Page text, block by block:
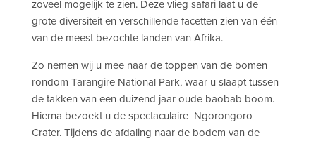
zoveel mogelijk te zien. Deze vlieg safari laat u de
grote diversiteit en verschillende facetten zien van één
van de meest bezochte landen van Afrika.
Zo nemen wij u mee naar de toppen van de bomen
rondom Tarangire National Park, waar u slaapt tussen
de takken van een duizend jaar oude baobab boom.
Hierna bezoekt u de spectaculaire Ngorongoro
Crater. Tijdens de afdaling naar de bodem van de